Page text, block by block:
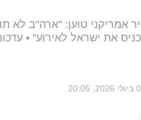
את ישראל לאירוע" •
20:05